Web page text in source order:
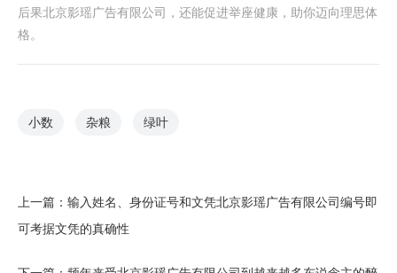
后果北京影瑶广告有限公司，还能促进举座健康，助你迈向理思体
格。
小数 杂粮 绿叶
上一篇： 输入姓名、身份证号和文凭北京影瑶广告有限公司编号即
可考据文凭的真确性